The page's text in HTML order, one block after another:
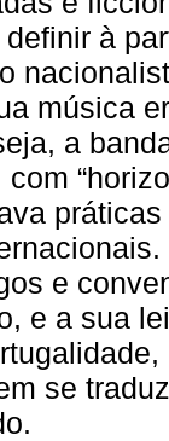
à
música
a
e
e a sua
se